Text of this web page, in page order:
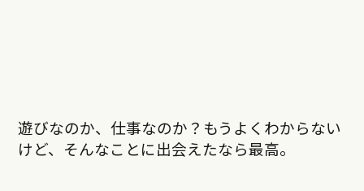
遊びなのか、仕事なのか？もうよくわからない
けど、そんなことに出会えたなら最高。